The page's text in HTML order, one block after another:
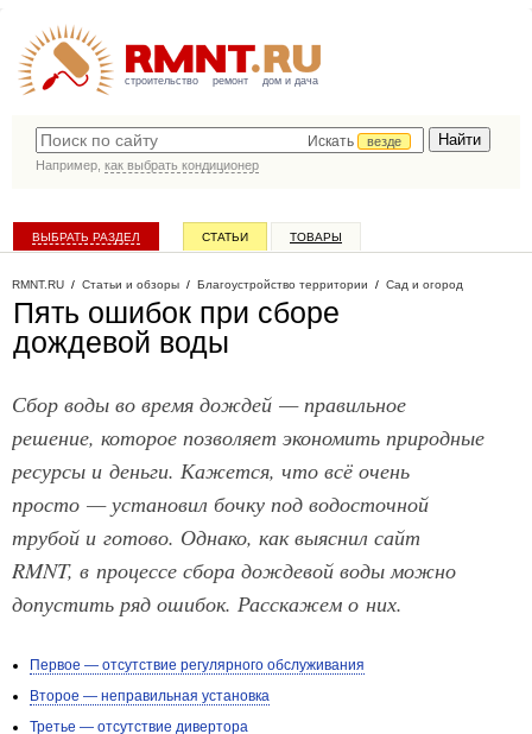
строительство ремонт дом и дача
Искать
везде
Например, как выбрать кондиционер
ВЫБРАТЬ РАЗДЕЛ СТАТЬИ ТОВАРЫ
RMNT.RU / Статьи и обзоры / Благоустройство территории / Сад и огород
Пять ошибок при сборе
дождевой воды
Сбор воды во время дождей — правильное
решение, которое позволяет экономить природные
ресурсы и деньги. Кажется, что всё очень
просто — установил бочку под водосточной
трубой и готово. Однако, как выяснил сайт
RMNT, в процессе сбора дождевой воды можно
допустить ряд ошибок. Расскажем о них.
Первое — отсутствие регулярного обслуживания
Второе — неправильная установка
Третье — отсутствие дивертора